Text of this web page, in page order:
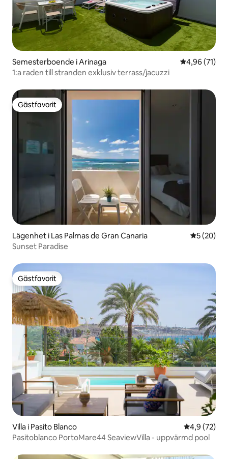
Semesterboende i Arinaga 4,96 av 5 i
4,96 (71)
1:a raden till stranden exklusiv terrass/jacuzzi
Gästfavorit
Gästfavorit
Lägenhet i Las Palmas de Gran Canaria 5 av 5 i
5 (20)
Sunset Paradise
Gästfavorit
Gästfavorit
Villa i Pasito Blanco 4,9 av 5 i
4,9 (72)
Pasitoblanco PortoMare44 SeaviewVilla - uppvärmd pool